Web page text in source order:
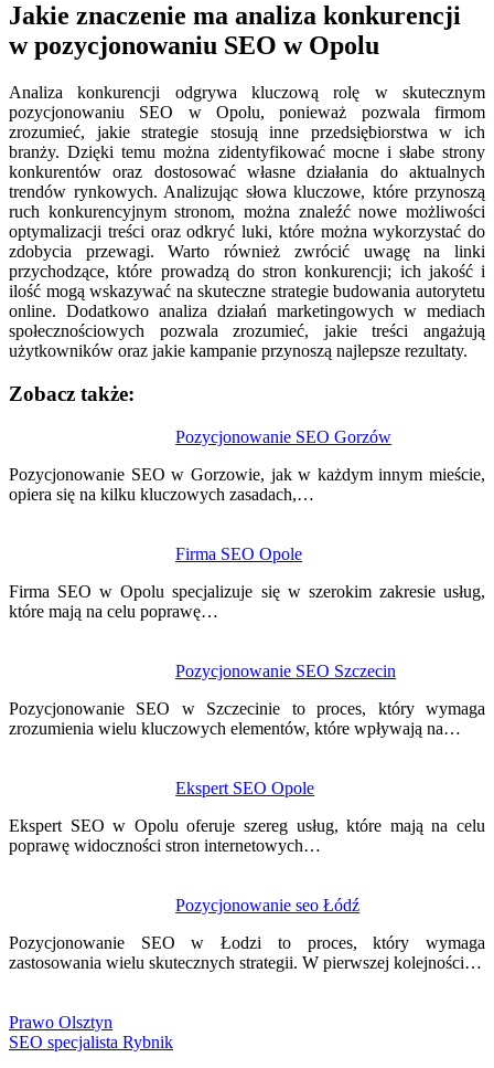
Jakie znaczenie ma analiza konkurencji
w pozycjonowaniu SEO w Opolu
Analiza konkurencji odgrywa kluczową rolę w skutecznym
pozycjonowaniu SEO w Opolu, ponieważ pozwala firmom
zrozumieć, jakie strategie stosują inne przedsiębiorstwa w ich
branży. Dzięki temu można zidentyfikować mocne i słabe strony
konkurentów oraz dostosować własne działania do aktualnych
trendów rynkowych. Analizując słowa kluczowe, które przynoszą
ruch konkurencyjnym stronom, można znaleźć nowe możliwości
optymalizacji treści oraz odkryć luki, które można wykorzystać do
zdobycia przewagi. Warto również zwrócić uwagę na linki
przychodzące, które prowadzą do stron konkurencji; ich jakość i
ilość mogą wskazywać na skuteczne strategie budowania autorytetu
online. Dodatkowo analiza działań marketingowych w mediach
społecznościowych pozwala zrozumieć, jakie treści angażują
użytkowników oraz jakie kampanie przynoszą najlepsze rezultaty.
Zobacz także:
Pozycjonowanie SEO Gorzów
Pozycjonowanie SEO w Gorzowie, jak w każdym innym mieście,
opiera się na kilku kluczowych zasadach,…
Firma SEO Opole
Firma SEO w Opolu specjalizuje się w szerokim zakresie usług,
które mają na celu poprawę…
Pozycjonowanie SEO Szczecin
Pozycjonowanie SEO w Szczecinie to proces, który wymaga
zrozumienia wielu kluczowych elementów, które wpływają na…
Ekspert SEO Opole
Ekspert SEO w Opolu oferuje szereg usług, które mają na celu
poprawę widoczności stron internetowych…
Pozycjonowanie seo Łódź
Pozycjonowanie SEO w Łodzi to proces, który wymaga
zastosowania wielu skutecznych strategii. W pierwszej kolejności…
wpisu
Prawo Olsztyn
SEO specjalista Rybnik